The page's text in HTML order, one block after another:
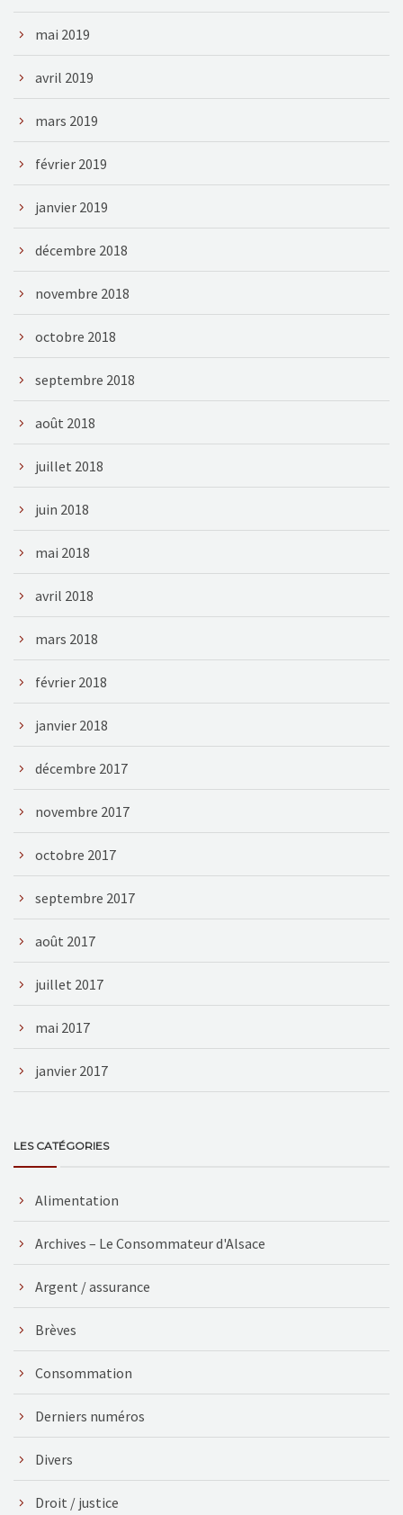
mai 2019
avril 2019
mars 2019
février 2019
janvier 2019
décembre 2018
novembre 2018
octobre 2018
septembre 2018
août 2018
juillet 2018
juin 2018
mai 2018
avril 2018
mars 2018
février 2018
janvier 2018
décembre 2017
novembre 2017
octobre 2017
septembre 2017
août 2017
juillet 2017
mai 2017
janvier 2017
LES CATÉGORIES
Alimentation
Archives – Le Consommateur d'Alsace
Argent / assurance
Brèves
Consommation
Derniers numéros
Divers
Droit / justice